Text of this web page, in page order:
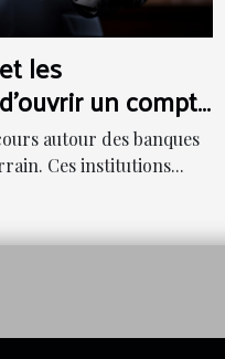
les
un compte
éthique
autour des banques
Ces institutions...